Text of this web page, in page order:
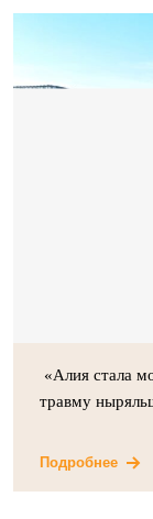
«Алия стала
травму
Подробнее